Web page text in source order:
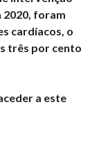
2020, foram
cardíacos, o
três por cento
a este